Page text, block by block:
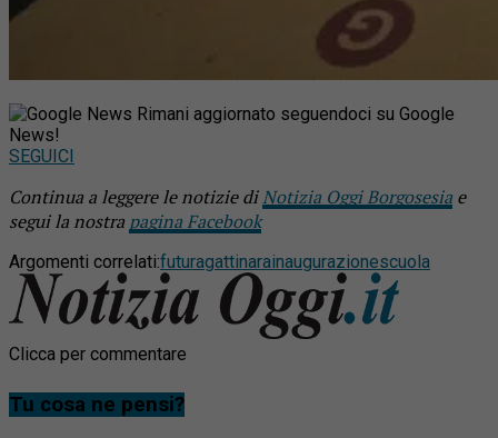
Rimani aggiornato seguendoci su Google
News!
SEGUICI
Continua a leggere le notizie diNotizia Oggi Borgosesia e
segui la nostra pagina Facebook
Argomenti correlati:futuragattinarainaugurazionescuola
Clicca per commentare
Tu cosa ne pensi?